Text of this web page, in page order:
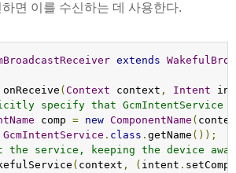
면 이를 수신하는 데 사용한다.
extends
onReceive ( Context context , Intent
specify that GcmIntentService
comp = new ComponentName (
GcmIntentService . class . getName ());
service, keeping the device
( context , ( intent .